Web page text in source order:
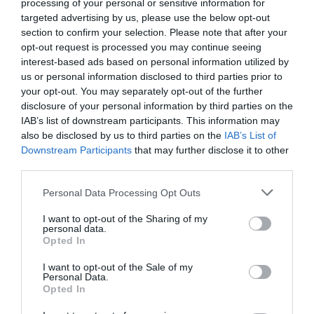
processing of your personal or sensitive information for
targeted advertising by us, please use the below opt-out
section to confirm your selection. Please note that after your
opt-out request is processed you may continue seeing
interest-based ads based on personal information utilized by
us or personal information disclosed to third parties prior to
your opt-out. You may separately opt-out of the further
disclosure of your personal information by third parties on the
IAB’s list of downstream participants. This information may
also be disclosed by us to third parties on the IAB’s List of
Downstream Participants that may further disclose it to other
Personal Data Processing Opt Outs
I want to opt-out of the Sharing of my
personal data.
Opted In
I want to opt-out of the Sale of my
Personal Data.
Opted In
les bones condicions financeres dels crèdits
concedits”.
El projecte preveu la rehabilitació i adequació de
l’estructura industrial existentper a disposar
de 12 habitatges en planta primera i planta
segona i espais comunitaris en planta baixa i
soterrani. Igualment, disposarà d’un local
comercial que preveu acollir algun projecte
cooperatiu i social obert a la ciutat, a més d’un
Sobre l'ICF, La
Torreta destaca “el tracte
excel·lent i la facilitat per a